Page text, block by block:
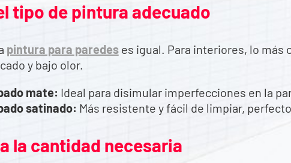
tipo de pintura adecuado
pintura para paredeses igual. Para interiores, lo más
y bajo olor.
mate: Ideal para disimular imperfecciones en la
satinado: Más resistente y fácil de limpiar,
la cantidad necesaria